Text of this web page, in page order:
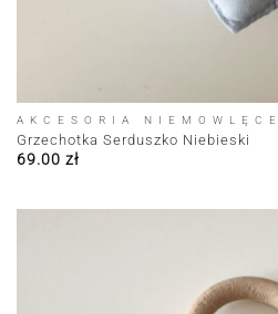
AKCESORIA NIEMOWLĘCE
Grzechotka Serduszko Niebieski
69.00 zł